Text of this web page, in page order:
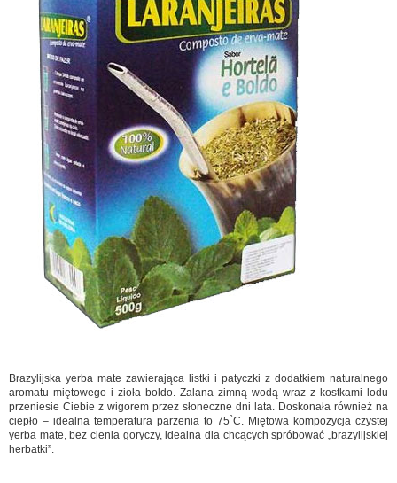
Brazylijska yerba mate zawierająca listki i patyczki z dodatkiem naturalnego
aromatu miętowego i zioła boldo. Zalana zimną wodą wraz z kostkami lodu
przeniesie Ciebie z wigorem przez słoneczne dni lata. Doskonała również na
ciepło – idealna temperatura parzenia to 75˚C. Miętowa kompozycja czystej
yerba mate, bez cienia goryczy, idealna dla chcących spróbować „brazylijskiej
herbatki”.